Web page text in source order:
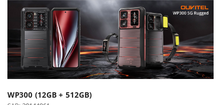
WP300 (12GB + 512GB)